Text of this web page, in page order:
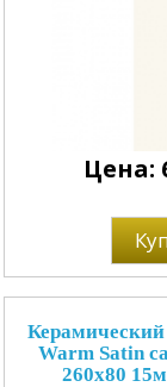
Цена:
Warm Satin
260x80